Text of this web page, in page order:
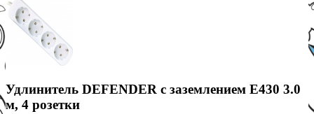
Удлинитель DEFENDER с заземлением E430 3.0
м, 4 розетки